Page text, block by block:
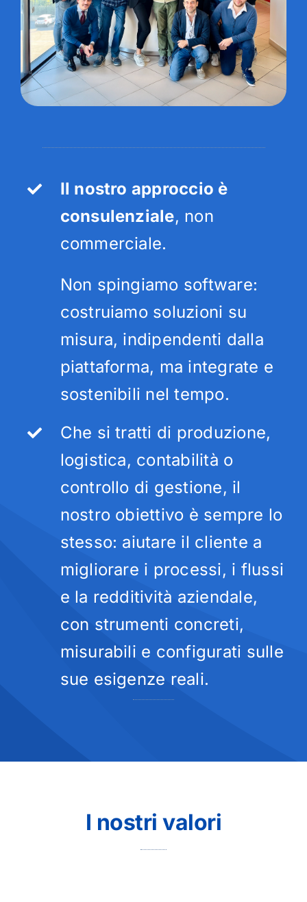
Il nostro approccio è
consulenziale, non
commerciale.
Non spingiamo software:
costruiamo soluzioni su
misura, indipendenti dalla
piattaforma, ma integrate e
sostenibili nel tempo.
Che si tratti di produzione,
logistica, contabilità o
controllo di gestione, il
nostro obiettivo è sempre lo
stesso: aiutare il cliente a
migliorare i processi, i flussi
e la redditività aziendale,
con strumenti concreti,
misurabili e configurati sulle
sue esigenze reali.
I nostri valori